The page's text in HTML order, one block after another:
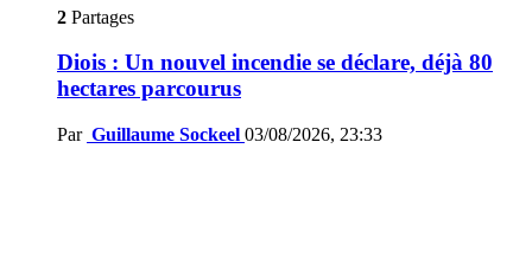
2 Partages
Diois : Un nouvel incendie se déclare, déjà 80
hectares parcourus
Par Guillaume Sockeel 03/08/2026, 23:33